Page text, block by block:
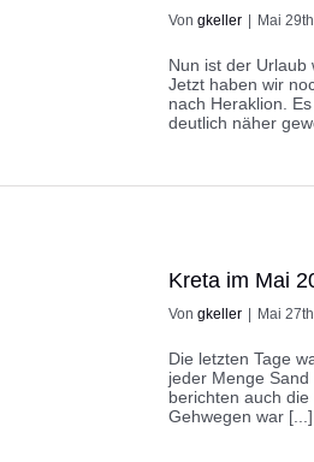
Von gkeller Mai
Nun ist der Urlaub
Jetzt haben wir
nach Heraklion.
deutlich näher
Kreta im Mai
Von gkeller Mai
Die letzten Tage
jeder Menge
berichten auch
Gehwegen war [...]